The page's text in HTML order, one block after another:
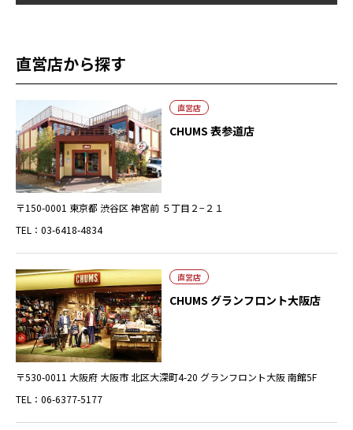
直営店から探す
直営店
CHUMS 表参道店
〒150-0001 東京都 渋谷区 神宮前 ５丁目２−２１
TEL：03-6418-4834
直営店
CHUMS グランフロント大阪店
〒530-0011 大阪府 大阪市 北区大深町4-20 グランフロント大阪 南館5F
TEL：06-6377-5177